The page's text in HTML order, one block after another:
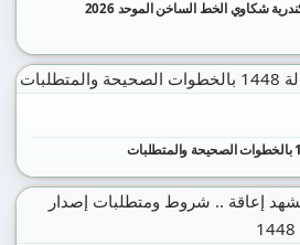
رقم خدمة عملاء فروع بنك إسكندرية شكاوي الخط الساخن الموحد 2026